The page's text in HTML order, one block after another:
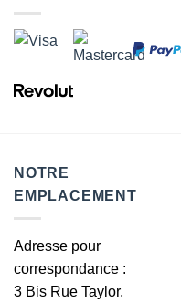
NOTRE
EMPLACEMENT
Adresse pour
correspondance :
3 Bis Rue Taylor,